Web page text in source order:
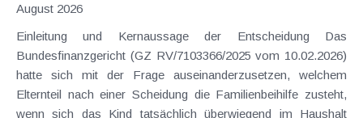
August 2026
Einleitung und Kernaussage der Entscheidung Das
Bundesfinanzgericht (GZ RV/7103366/2025 vom 10.02.2026)
hatte sich mit der Frage auseinanderzusetzen, welchem
Elternteil nach einer Scheidung die Familienbeihilfe zusteht,
wenn sich das Kind tatsächlich überwiegend im Haushalt